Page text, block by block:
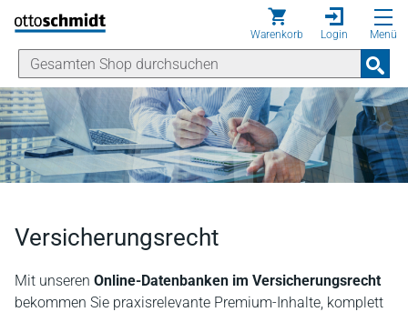
Direkt zum Inhalt
Warenkorb Login Menü
Versicherungsrecht
Mit unseren Online-Datenbanken im Versicherungsrecht
bekommen Sie praxisrelevante Premium-Inhalte, komplett